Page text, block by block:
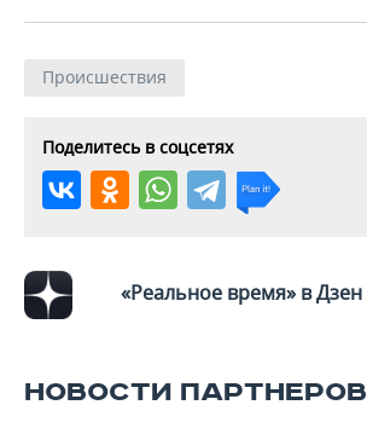
Происшествия
Поделитесь в соцсетях
«Реальное время» в Дзен
НОВОСТИ ПАРТНЕРОВ